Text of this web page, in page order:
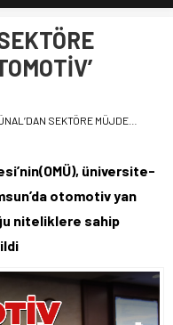
BÜYÜK HATALAR
SEKTÖRE MÜJDE…
üniversite-
otomotiv yan
niteliklere sahip